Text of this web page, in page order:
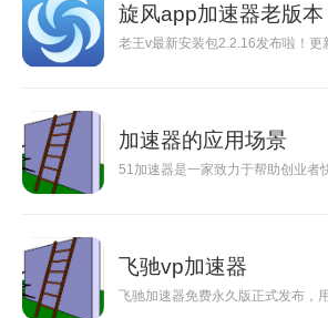
旋风app加速器老版本
老王v最新安装包2.2.16发布啦！
加速器的应用场景
51加速器是一家致力于帮助创业者
飞驰vp加速器
飞驰加速器免费永久版正式发布，